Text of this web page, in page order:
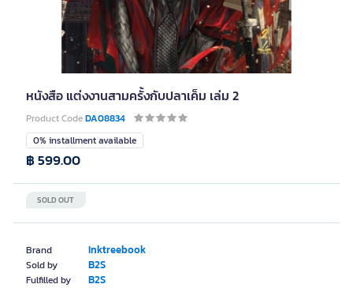
หนังสือ แต่งงานสามครั้งกับปลาเค็ม เล่ม 2
Product CodeDA08834
Brand Inktreebook
Sold by B2S
Fulfilled by B2S
0% installment available
SOLD OUT
฿ 599.00